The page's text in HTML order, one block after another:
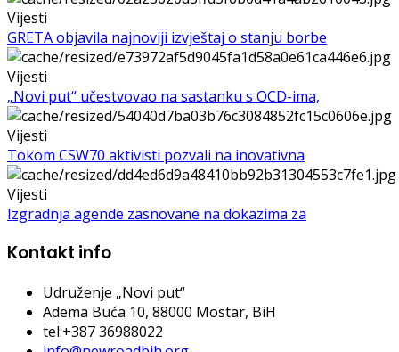
Vijesti
GRETA objavila najnoviji izvještaj o stanju borbe
Vijesti
„Novi put“ učestvovao na sastanku s OCD-ima,
Vijesti
Tokom CSW70 aktivisti pozvali na inovativna
Vijesti
Izgradnja agende zasnovane na dokazima za
Kontakt info
Udruženje „Novi put“
Adema Buća 10, 88000 Mostar, BiH
tel:+387 36988022